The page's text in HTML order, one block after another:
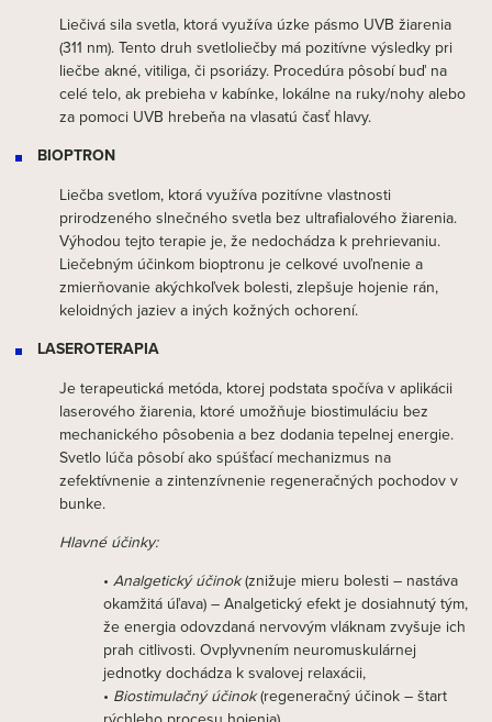
Liečivá sila svetla, ktorá využíva úzke pásmo UVB žiarenia
(311 nm). Tento druh svetloliečby má pozitívne výsledky pri
liečbe akné, vitiliga, či psoriázy. Procedúra pôsobí buď na
celé telo, ak prebieha v kabínke, lokálne na ruky/nohy alebo
za pomoci UVB hrebeňa na vlasatú časť hlavy.
BIOPTRON
Liečba svetlom, ktorá využíva pozitívne vlastnosti
prirodzeného slnečného svetla bez ultrafialového žiarenia.
Výhodou tejto terapie je, že nedochádza k prehrievaniu.
Liečebným účinkom bioptronu je celkové uvoľnenie a
zmierňovanie akýchkoľvek bolesti, zlepšuje hojenie rán,
keloidných jaziev a iných kožných ochorení.
LASEROTERAPIA
Je terapeutická metóda, ktorej podstata spočíva v aplikácii
laserového žiarenia, ktoré umožňuje biostimuláciu bez
mechanického pôsobenia a bez dodania tepelnej energie.
Svetlo lúča pôsobí ako spúšťací mechanizmus na
zefektívnenie a zintenzívnenie regeneračných pochodov v
bunke.
Hlavné účinky:
• Analgetický účinok(znižuje mieru bolesti – nastáva
okamžitá úľava) – Analgetický efekt je dosiahnutý tým,
že energia odovzdaná nervovým vláknam zvyšuje ich
prah citlivosti. Ovplyvnením neuromuskulárnej
jednotky dochádza k svalovej relaxácii,
• Biostimulačný účinok(regeneračný účinok – štart